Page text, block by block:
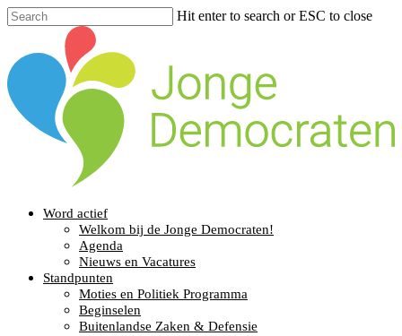
Hit enter to search or ESC to close
Word actief
Welkom bij de Jonge Democraten!
Agenda
Nieuws en Vacatures
Standpunten
Moties en Politiek Programma
Beginselen
Buitenlandse Zaken & Defensie